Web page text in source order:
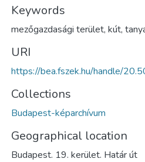
Keywords
mezőgazdasági terület, kút,
URI
https://bea.fszek.hu/handle/
Collections
Budapest-képarchívum
Geographical location
Budapest. 19. kerület. Határ út